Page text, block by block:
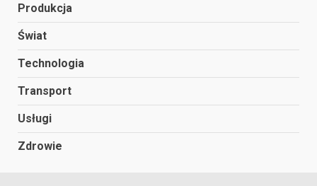
Produkcja
Świat
Technologia
Transport
Usługi
Zdrowie